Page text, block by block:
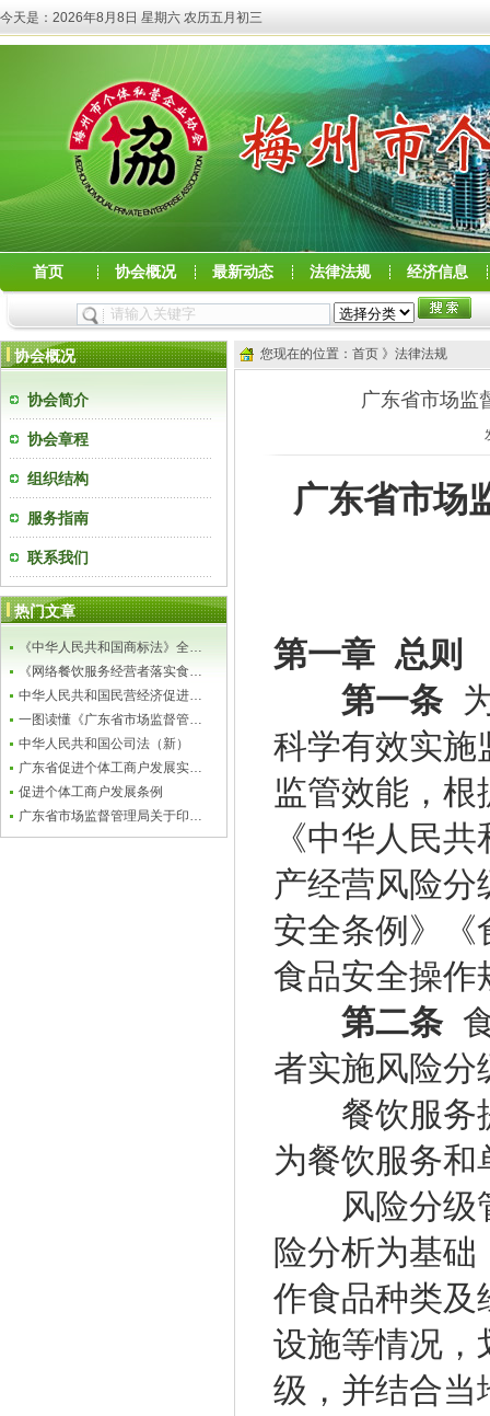
今天是： 2026年8月8日 星期六 农历五月初三
首页 协会概况 最新动态 法律法规 经济信息
协会概况
协会简介
协会章程
组织结构
服务指南
联系我们
热门文章
《中华人民共和国商标法》全…
《网络餐饮服务经营者落实食…
中华人民共和国民营经济促进…
一图读懂《广东省市场监督管…
中华人民共和国公司法（新）
广东省促进个体工商户发展实…
促进个体工商户发展条例
广东省市场监督管理局关于印…
您现在的位置：首页 》法律法规
广东省市场监
广东省市场
第一章 总则
第一条为
科学有效实施
监管效能，
《中华人民
产经营风险
安全条例》《
食品安全操作
第二条食
者实施风险分
餐饮服务提
为餐饮服务
风险分级管
险分析为基
作食品种类及
设施等情况，
级，并结合当